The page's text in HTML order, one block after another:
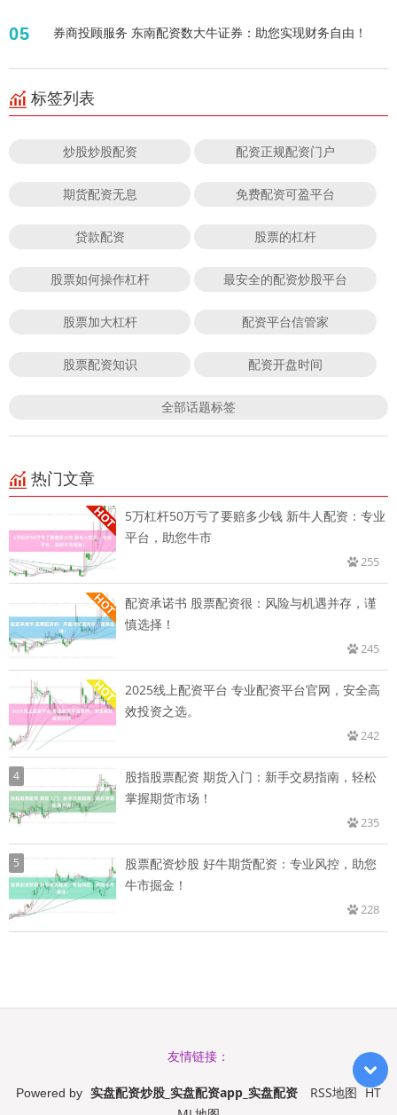
05 券商投顾服务 东南配资数大牛证券：助您实现财务自由！
标签列表
炒股炒股配资 配资正规配资门户
期货配资无息 免费配资可盈平台
贷款配资 股票的杠杆
股票如何操作杠杆 最安全的配资炒股平台
股票加大杠杆 配资平台信管家
股票配资知识 配资开盘时间
全部话题标签
热门文章
5万杠杆50万亏了要赔多少钱 新牛人配资：专业
平台，助您牛市
255
配资承诺书 股票配资很：风险与机遇并存，谨
慎选择！
245
2025线上配资平台 专业配资平台官网，安全高
效投资之选。
242
4
股指股票配资 期货入门：新手交易指南，轻松
掌握期货市场！
235
5
股票配资炒股 好牛期货配资：专业风控，助您
牛市掘金！
228
友情链接：
Powered by 实盘配资炒股_实盘配资app_实盘配资 RSS地图 HT